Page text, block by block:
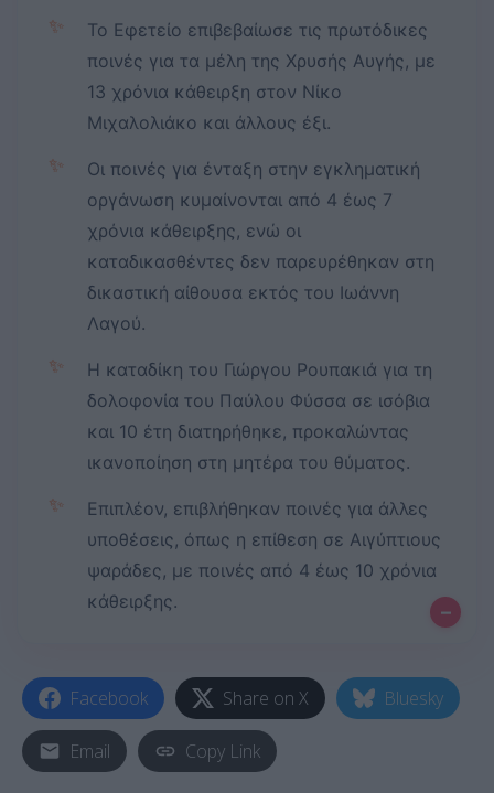
✨
Το Εφετείο επιβεβαίωσε τις πρωτόδικες
ποινές για τα μέλη της Χρυσής Αυγής, με
13 χρόνια κάθειρξη στον Νίκο
Μιχαλολιάκο και άλλους έξι.
✨
Οι ποινές για ένταξη στην εγκληματική
οργάνωση κυμαίνονται από 4 έως 7
χρόνια κάθειρξης, ενώ οι
καταδικασθέντες δεν παρευρέθηκαν στη
δικαστική αίθουσα εκτός του Ιωάννη
Λαγού.
✨
Η καταδίκη του Γιώργου Ρουπακιά για τη
δολοφονία του Παύλου Φύσσα σε ισόβια
και 10 έτη διατηρήθηκε, προκαλώντας
ικανοποίηση στη μητέρα του θύματος.
✨
Επιπλέον, επιβλήθηκαν ποινές για άλλες
υποθέσεις, όπως η επίθεση σε Αιγύπτιους
ψαράδες, με ποινές από 4 έως 10 χρόνια
κάθειρξης.
–
Facebook Share on X Bluesky
Email Copy Link